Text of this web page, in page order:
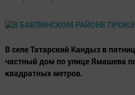
В селе Татарский Кандыз в
частный дом по улице Ямашева
квадратных метров.